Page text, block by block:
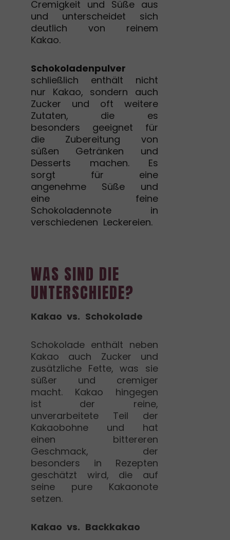
Cremigkeit und Süße aus
und unterscheidet sich
deutlich von reinem
Kakao.
Schokoladenpulver
schließlich enthält nicht
nur Kakao, sondern auch
Zucker und oft weitere
Zutaten, die es
besonders geeignet für
die Zubereitung von
süßen Getränken und
Desserts machen. Es
sorgt für eine
angenehme Süße und
eine feine
Schokoladennote in
verschiedenen Leckereien.
WAS SIND DIE
UNTERSCHIEDE?
Kakao vs. Schokolade
Schokolade enthält neben
Kakao auch Zucker und
zusätzliche Fette, was sie
süßer und cremiger
macht. Kakao hingegen
ist der reine,
unverarbeitete Teil der
Kakaobohne und hat
einen bittereren
Geschmack, der
besonders in Rezepten
geschätzt wird, die auf
seine pure Kakaonote
setzen.
Kakao vs. Backkakao